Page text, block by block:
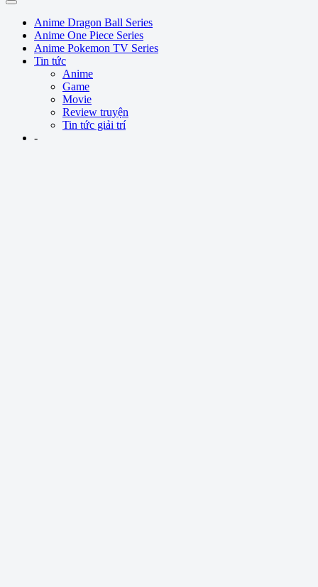
Anime Dragon Ball Series
Anime One Piece Series
Anime Pokemon TV Series
Tin tức
Anime
Game
Movie
Review truyện
Tin tức giải trí
-